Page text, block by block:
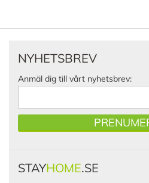
NYHETSBREV
Anmäl dig till vårt nyhetsbrev:
STAYHOME.SE